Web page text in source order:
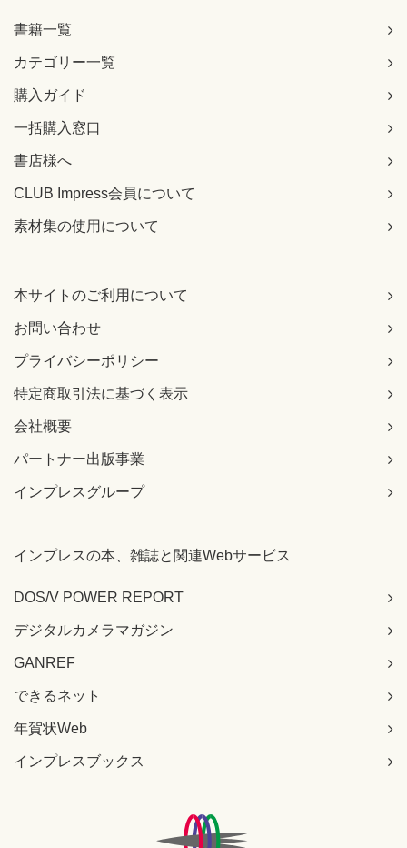
書籍一覧
カテゴリー一覧
購入ガイド
一括購入窓口
書店様へ
CLUB Impress会員について
素材集の使用について
本サイトのご利用について
お問い合わせ
プライバシーポリシー
特定商取引法に基づく表示
会社概要
パートナー出版事業
インプレスグループ
インプレスの本、雑誌と関連Webサービス
DOS/V POWER REPORT
デジタルカメラマガジン
GANREF
できるネット
年賀状Web
インプレスブックス